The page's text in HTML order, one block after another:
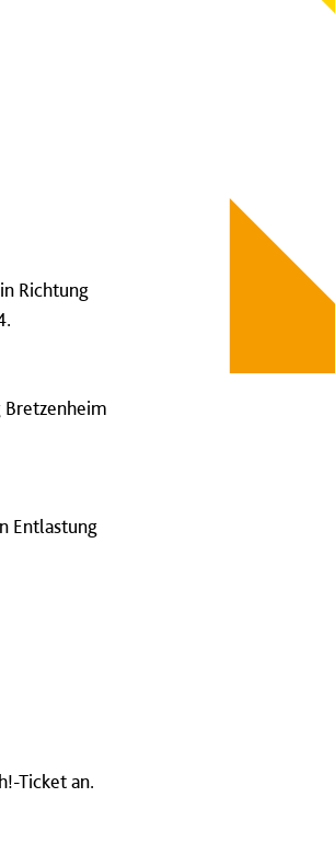
Richtung
Bretzenheim
Entlastung
Ticket an.